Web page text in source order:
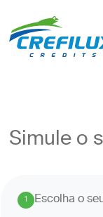
Simule o
1. Escolha o